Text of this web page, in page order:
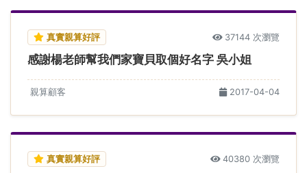
真實親算好評 37144 次瀏覽
感謝楊老師幫我們家寶貝取個好名字 吳小姐
親算顧客 2017-04-04
真實親算好評 40380 次瀏覽